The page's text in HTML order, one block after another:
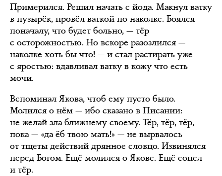
Примерился. Решил начать с йода. Макнул ватку
в пузырёк, провёл ваткой по наколке. Боялся
поначалу, что будет больно, — тёр
с осторожностью. Но вскоре разозлился —
наколке хоть бы что! — и стал растирать уже
с яростью: вдавливал ватку в кожу что есть
мочи.
Вспоминал Якова, чтоб ему пусто было.
Молился о нём — ибо сказано в Писании:
не желай зла ближнему своему. Тёр, тёр, тёр,
пока — «да ёб твою мать!» — не вырвалось
от тщеты действий дрянное словцо. Извинялся
перед Богом. Ещё молился о Якове. Ещё сопел
и тёр.